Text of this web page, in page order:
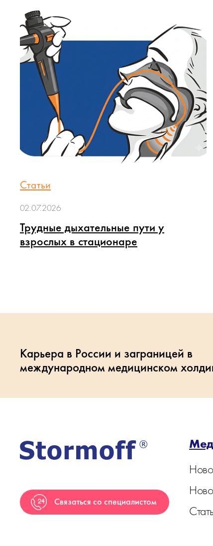
Статьи
02.07.2026
Трудные дыхательные пути у
взрослых в стационаре
Карьера в России и заграницей в
международном медицинском
Связаться со специалистом